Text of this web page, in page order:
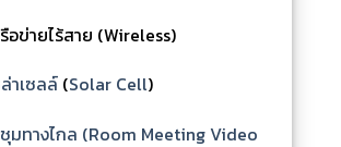
อข่ายไร้สาย (Wireless)
าเซลล์ (Solar Cell)
ชุมทางไกล (Room Meeting Video